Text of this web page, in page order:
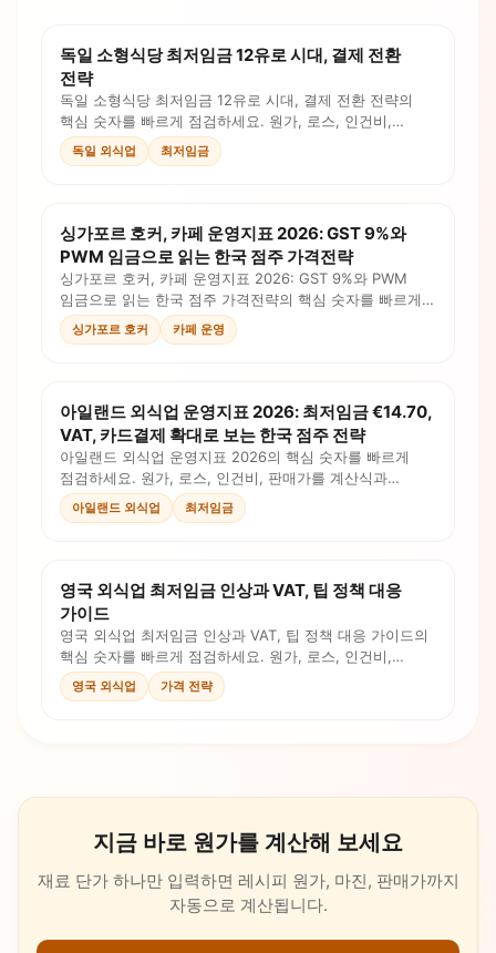
독일 소형식당 최저임금 12유로 시대, 결제 전환
전략
독일 소형식당 최저임금 12유로 시대, 결제 전환 전략의
핵심 숫자를 빠르게 점검하세요. 원가, 로스, 인건비,
판매가를 계산식과 체크리스트로 확인합니다.
독일 외식업 최저임금
싱가포르 호커, 카페 운영지표 2026: GST 9%와
PWM 임금으로 읽는 한국 점주 가격전략
싱가포르 호커, 카페 운영지표 2026: GST 9%와 PWM
임금으로 읽는 한국 점주 가격전략의 핵심 숫자를 빠르게
점검하세요. 원가, 로스, 인건비, 판매가를 계산식과
체크리스트로 확인합니다.
싱가포르 호커 카페 운영
아일랜드 외식업 운영지표 2026: 최저임금 €14.70,
VAT, 카드결제 확대로 보는 한국 점주 전략
아일랜드 외식업 운영지표 2026의 핵심 숫자를 빠르게
점검하세요. 원가, 로스, 인건비, 판매가를 계산식과
체크리스트로 확인합니다.
아일랜드 외식업 최저임금
영국 외식업 최저임금 인상과 VAT, 팁 정책 대응
가이드
영국 외식업 최저임금 인상과 VAT, 팁 정책 대응 가이드의
핵심 숫자를 빠르게 점검하세요. 원가, 로스, 인건비,
판매가를 계산식과 체크리스트로 확인합니다.
영국 외식업 가격 전략
지금 바로 원가를 계산해 보세요
재료 단가 하나만 입력하면 레시피 원가, 마진, 판매가까지
자동으로 계산됩니다.